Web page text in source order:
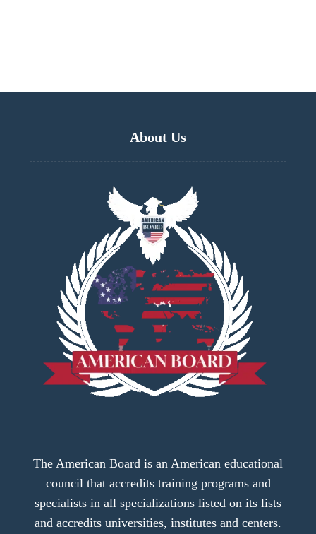
About Us
The American Board is an American educational
council that accredits training programs and
specialists in all specializations listed on its lists
and accredits universities, institutes and centers.